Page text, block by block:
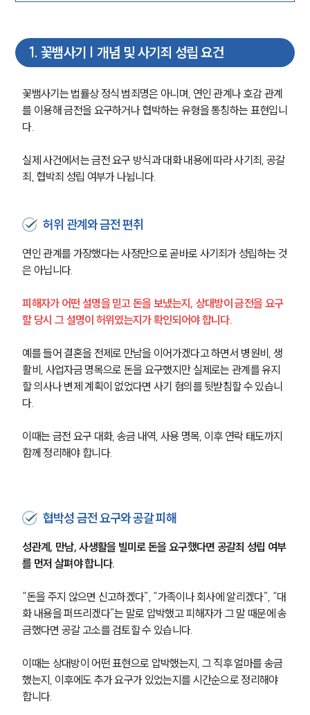
1. 꽃뱀사기 | 개념 및 사기죄 성립 요건
꽃뱀사기는 법률상 정식 범죄명은 아니며, 연인 관계나 호감 관계
를 이용해 금전을 요구하거나 협박하는 유형을 통칭하는 표현입니
다.
실제 사건에서는 금전 요구 방식과 대화 내용에 따라 사기죄, 공갈
죄, 협박죄 성립 여부가 나뉩니다.
허위 관계와 금전 편취
연인 관계를 가장했다는 사정만으로 곧바로 사기죄가 성립하는 것
은 아닙니다.
피해자가 어떤 설명을 믿고 돈을 보냈는지, 상대방이 금전을 요구
할 당시 그 설명이 허위였는지가 확인되어야 합니다.
예를 들어 결혼을 전제로 만남을 이어가겠다고 하면서 병원비, 생
활비, 사업자금 명목으로 돈을 요구했지만 실제로는 관계를 유지
할 의사나 변제 계획이 없었다면 사기 혐의를 뒷받침할 수 있습니
다.
이때는 금전 요구 대화, 송금 내역, 사용 명목, 이후 연락 태도까지
함께 정리해야 합니다.
협박성 금전 요구와 공갈 피해
성관계, 만남, 사생활을 빌미로 돈을 요구했다면 공갈죄 성립 여부
를 먼저 살펴야 합니다.
“돈을 주지 않으면 신고하겠다”, “가족이나 회사에 알리겠다”, “대
화 내용을 퍼뜨리겠다”는 말로 압박했고 피해자가 그 말 때문에 송
금했다면 공갈 고소를 검토할 수 있습니다.
이때는 상대방이 어떤 표현으로 압박했는지, 그 직후 얼마를 송금
했는지, 이후에도 추가 요구가 있었는지를 시간순으로 정리해야
합니다.